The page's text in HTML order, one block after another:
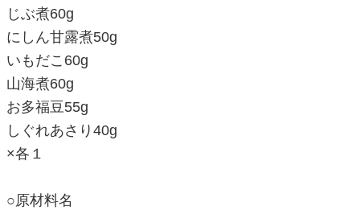
じぶ煮60g
にしん甘露煮50g
いもだこ60g
山海煮60g
お多福豆55g
しぐれあさり40g
×各１
○原材料名